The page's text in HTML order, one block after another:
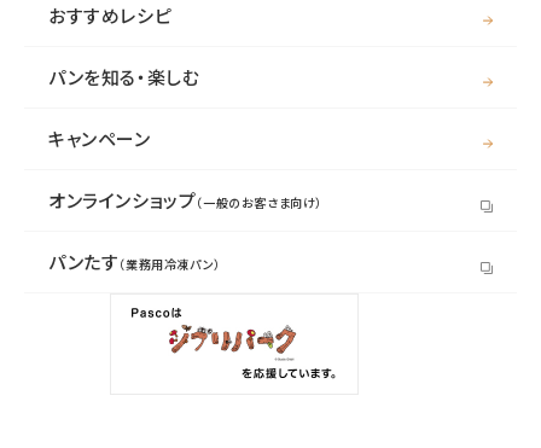
おすすめレシピ
パンを知る・楽しむ
キャンペーン
オンラインショップ（一般のお客さま向け）
パンたす （業務用冷凍パン）